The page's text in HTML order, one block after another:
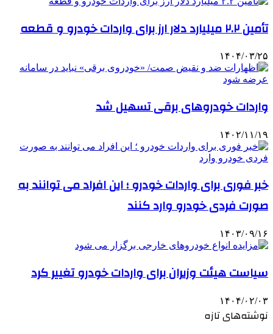
تأمین ۲.۲ میلیارد دلار ارز برای واردات خودرو و قطعه
۱۴۰۴/۰۳/۲۵
واردات خودروهای برقی تسهیل شد
۱۴۰۲/۱۱/۱۹
خبر فوری برای واردات خودرو ؛ این افراد می توانند به
صورت فردی خودرو وارد کنند
۱۴۰۳/۰۹/۱۶
سیاست هیئت وزیران برای واردات خودرو تغییر کرد
۱۴۰۴/۰۲/۰۳
نوشته‌های تازه